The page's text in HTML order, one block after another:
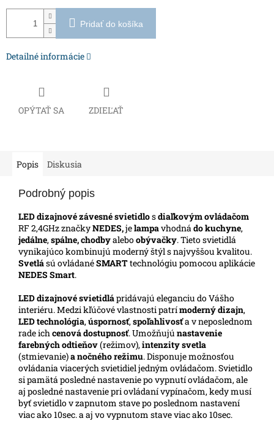
Pridať do košíka
Detailné informácie
OPÝTAŤ SA ZDIEĽAŤ
Popis Diskusia
Podrobný popis
LED dizajnové závesné svietidlosdiaľkovým ovládačom
RF 2,4GHz značkyNEDES,jelampavhodnádo kuchyne,
jedálne,spálne, chodbyaleboobývačky. Tieto svietidlá
vynikajúco kombinujú moderný štýl s najvyššou kvalitou.
Svetlású ovládanéSMARTtechnológiu pomocou aplikácie
NEDES Smart.
LEDdizajnové svietidlápridávajú eleganciu do Vášho
interiéru. Medzi kľúčové vlastnosti patrímoderný dizajn,
LED technológia,úspornosť,spoľahlivosťa v neposlednom
rade ichcenová dostupnosť. Umožňujú nastavenie
farebných odtieňov(režimov),intenzity svetla
(stmievanie)a nočného režimu. Disponuje možnosťou
ovládania viacerých svietidiel jedným ovládačom. Svietidlo
si pamätá posledné nastavenie po vypnutí ovládačom, ale
aj posledné nastavenie pri ovládaní vypínačom, kedy musí
byť svietidlo v zapnutom stave po poslednom nastavení
viac ako 10sec. a aj vo vypnutom stave viac ako 10sec.